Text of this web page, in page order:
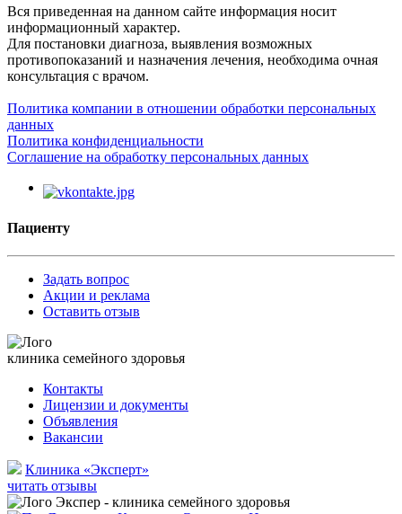
Вся приведенная на данном сайте информация носит
информационный характер.
Для постановки диагноза, выявления возможных
противопоказаний и назначения лечения, необходима очная
консультация с врачом.
Политика компании в отношении обработки персональных
данных
Политика конфиденциальности
Соглашение на обработку персональных данных
Пациенту
Задать вопрос
Акции и реклама
Оставить отзыв
клиника семейного здоровья
Контакты
Лицензии и документы
Объявления
Вакансии
Клиника «Эксперт»
читать отзывы